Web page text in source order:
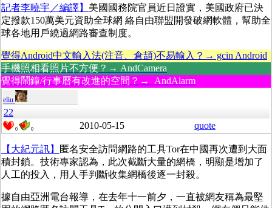
記者李曉宇／編譯】 美國國務院官員近日證實，美國政府已決
定撥款150萬美元資助全球網 絡自由聯盟開發破網軟體，幫助全
球各地用戶繞過網路審查制度。
覺得Android中文輸入法(注音、倉頡)不易輸入？→ gcin Android
手機照相看照片不方便？→ AndCamera
覺得鬧鐘/行事曆有改進的空間？→ AndAlarm
eliu
22
0 0 2010-05-15 quote
【大紀元訊】
匿名安全訪問網路的工具Tor在中國再次遭到大面
積封鎖。技術專家認為，此次截斷大量的網橋，明顯是增加了
人工的投入，用人手判斷收集網橋後逐一封殺。
據自由亞洲電台報導，在去年十一前夕，一直被網友稱為最堅